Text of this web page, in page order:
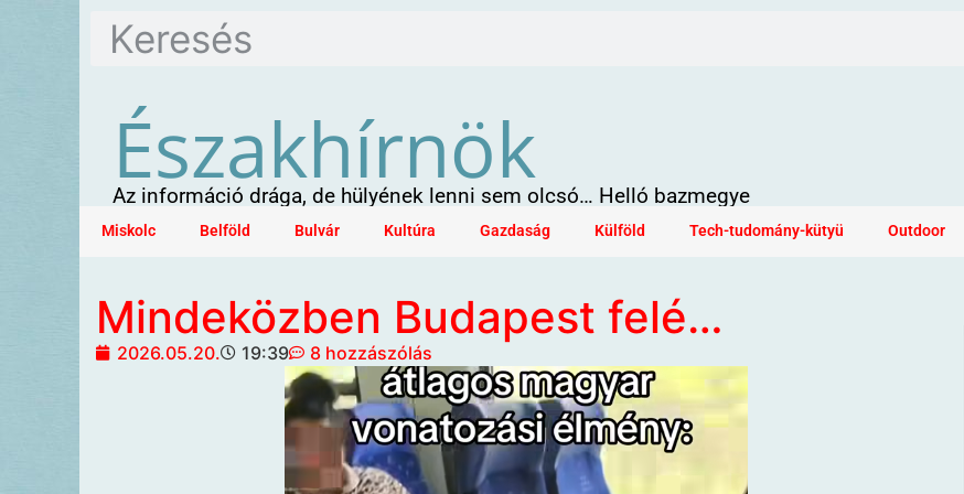
Északhírnök
Az információ drága, de hülyének lenni sem olcsó… Helló bazmegye
Miskolc Belföld Bulvár Kultúra Gazdaság Külföld Tech-tudomány-kütyü Outdoor
Mindeközben Budapest felé…
2026.05.20. 19:39 8 hozzászólás